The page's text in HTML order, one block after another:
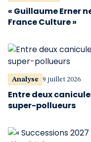
« Guillaume Erner
France Culture »
Analyse 9 juillet 2026
Entre deux
super-pollueurs